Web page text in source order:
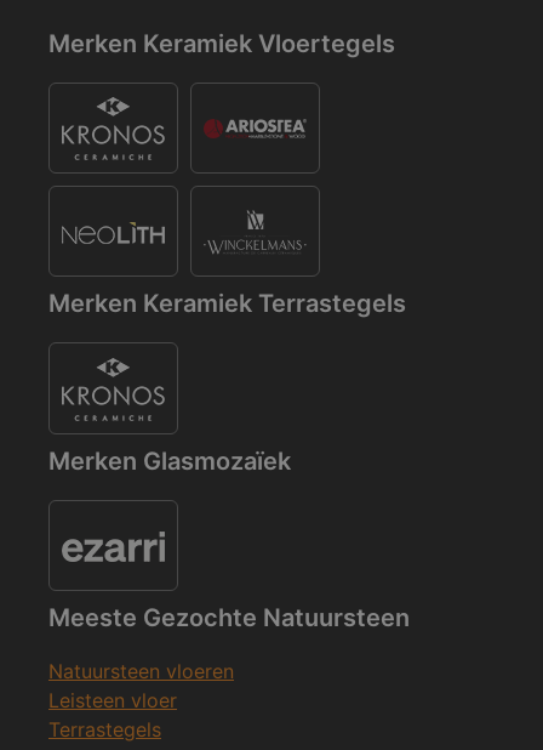
Merken Keramiek Vloertegels
Merken Keramiek Terrastegels
Merken Glasmozaïek
Meeste Gezochte Natuursteen
Natuursteen vloeren
Leisteen vloer
Terrastegels